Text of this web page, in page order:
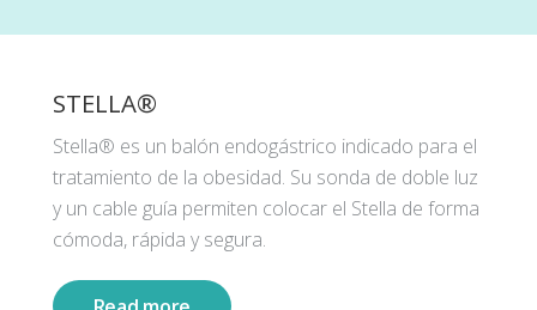
STELLA®
Stella® es un balón endogástrico indicado para el
tratamiento de la obesidad. Su sonda de doble luz
y un cable guía permiten colocar el Stella de forma
cómoda, rápida y segura.